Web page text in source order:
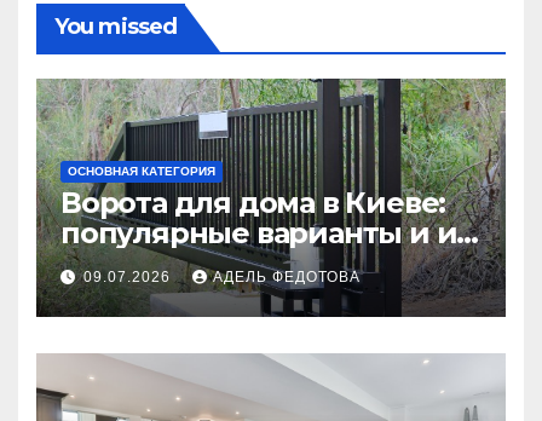
You missed
ОСНОВНАЯ КАТЕГОРИЯ
Ворота для дома в Киеве:
популярные варианты и их
особенности
09.07.2026 АДЕЛЬ ФЕДОТОВА